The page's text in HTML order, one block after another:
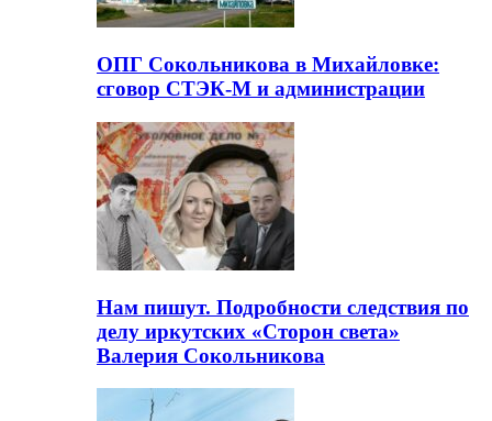
ОПГ Сокольникова в Михайловке:
сговор СТЭК-М и администрации
Нам пишут. Подробности следствия по
делу иркутских «Сторон света»
Валерия Сокольникова